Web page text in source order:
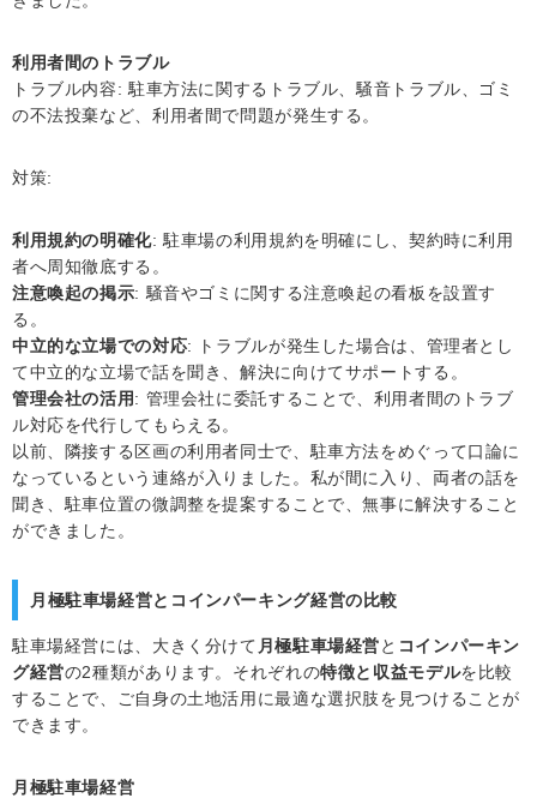
利用者間のトラブル
トラブル内容: 駐車方法に関するトラブル、騒音トラブル、ゴミ
の不法投棄など、利用者間で問題が発生する。
対策:
利用規約の明確化: 駐車場の利用規約を明確にし、契約時に利用
者へ周知徹底する。
注意喚起の掲示: 騒音やゴミに関する注意喚起の看板を設置す
る。
中立的な立場での対応: トラブルが発生した場合は、管理者とし
て中立的な立場で話を聞き、解決に向けてサポートする。
管理会社の活用: 管理会社に委託することで、利用者間のトラブ
ル対応を代行してもらえる。
以前、隣接する区画の利用者同士で、駐車方法をめぐって口論に
なっているという連絡が入りました。私が間に入り、両者の話を
聞き、駐車位置の微調整を提案することで、無事に解決すること
ができました。
月極駐車場経営とコインパーキング経営の比較
駐車場経営には、大きく分けて 月極駐車場経営と コインパーキン
グ経営の2種類があります。それぞれの特徴と収益モデルを比較
することで、ご自身の土地活用に最適な選択肢を見つけることが
できます。
月極駐車場経営